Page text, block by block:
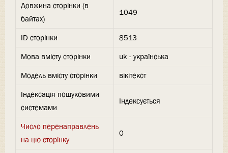
Довжина сторінки (в
байтах)
1049
ID сторінки
8513
Мова вмісту сторінки
uk - українська
Модель вмісту сторінки
вікітекст
Індексація пошуковими
системами
Індексується
Число перенаправлень
на цю сторінку
0